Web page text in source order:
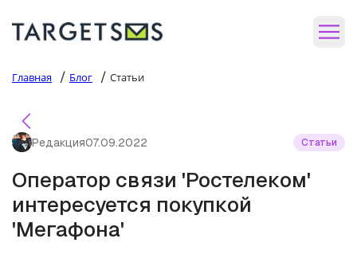
Главная / Блог / Статьи
Редакция07.09.2022 Статьи
Оператор связи 'Ростелеком'
интересуется покупкой
'Мегафона'